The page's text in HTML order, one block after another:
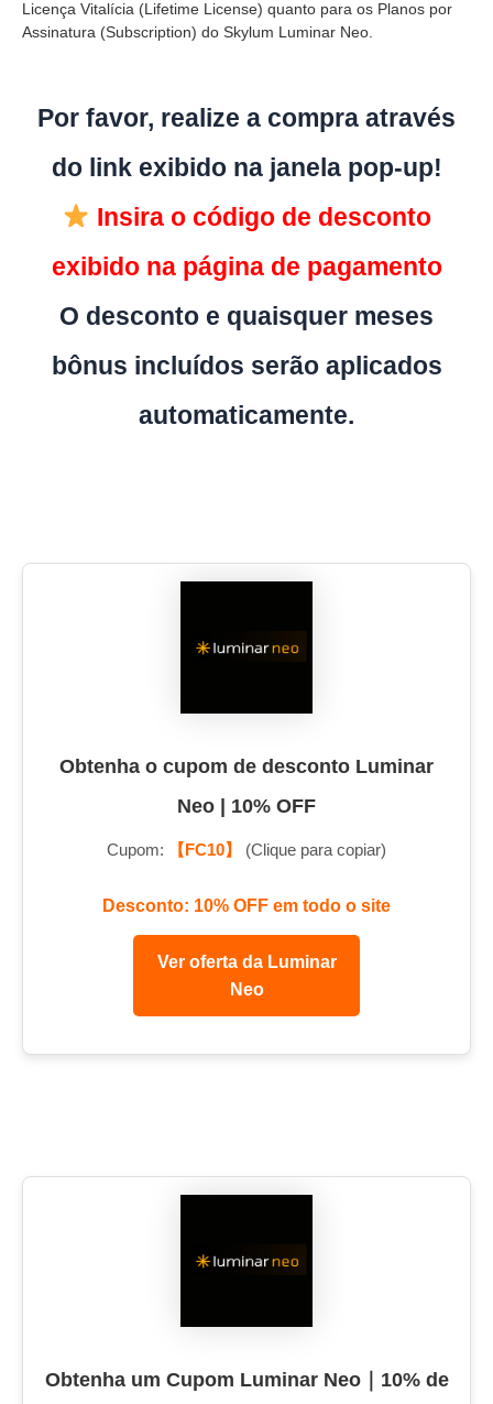
Licença Vitalícia (Lifetime License) quanto para os Planos por
Assinatura (Subscription) do Skylum Luminar Neo.
Por favor, realize a compra através
do link exibido na janela pop-up!
Insira o código de desconto
exibido na página de pagamento
O desconto e quaisquer meses
bônus incluídos serão aplicados
automaticamente.
Obtenha o cupom de desconto Luminar
Neo | 10% OFF
Cupom: 【FC10】 (Clique para copiar)
Desconto: 10% OFF em todo o site
Ver oferta da Luminar
Neo
Obtenha um Cupom Luminar Neo｜10% de